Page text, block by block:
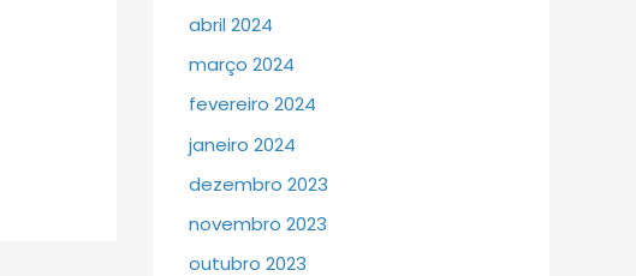
abril 2024
março 2024
fevereiro 2024
janeiro 2024
dezembro 2023
novembro 2023
outubro 2023